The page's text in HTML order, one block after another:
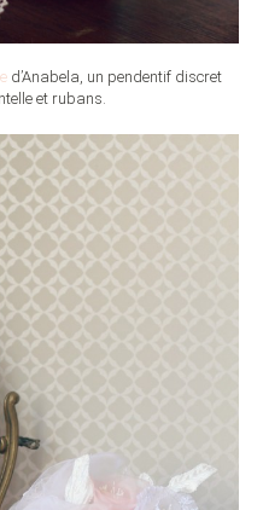
d’Anabela, un pendentif discret
et rubans.